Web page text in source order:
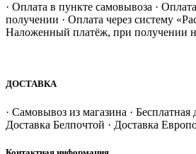
· Оплата в пункте самовывоза ·
получении · Оплата через систему
Наложенный платёж, при получении
ДОСТАВКА
· Самовывоз из магазина · Бесплатная
Доставка Белпочтой · Доставка